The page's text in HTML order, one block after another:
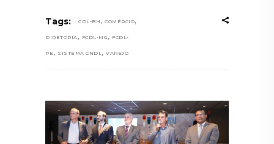
Tags: CDL-BH , COMÉRCIO,
DIRETORIA , FCDL-MG , FCDL-
PE , SISTEMA CNDL, VAREJO